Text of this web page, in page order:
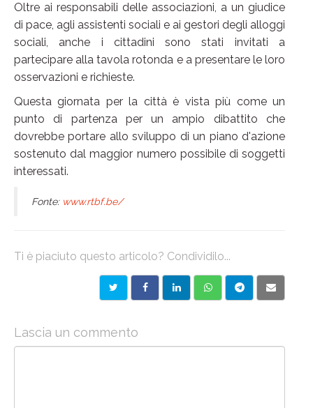
Oltre ai responsabili delle associazioni, a un giudice
di pace, agli assistenti sociali e ai gestori degli alloggi
sociali, anche i cittadini sono stati invitati a
partecipare alla tavola rotonda e a presentare le loro
osservazioni e richieste.
Questa giornata per la città è vista più come un
punto di partenza per un ampio dibattito che
dovrebbe portare allo sviluppo di un piano d'azione
sostenuto dal maggior numero possibile di soggetti
interessati.
Fonte: www.rtbf.be/
Ti è piaciuto questo articolo? Condividilo...
Lascia un commento